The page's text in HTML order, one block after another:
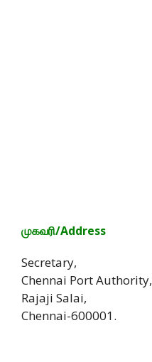
முகவரி/Address
Secretary,
Chennai Port Authority,
Rajaji Salai,
Chennai-600001.